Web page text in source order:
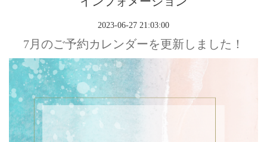
2023-06-27 21:03:00
7月のご予約カレンダーを更新しました！